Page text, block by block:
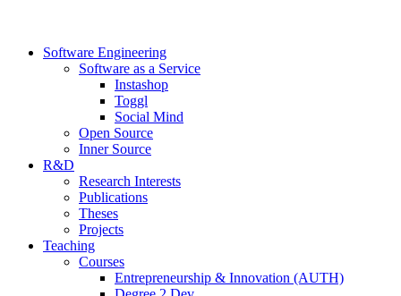
Software Engineering
Software as a Service
Instashop
Toggl
Social Mind
Open Source
Inner Source
R&D
Research Interests
Publications
Theses
Projects
Teaching
Courses
Entrepreneurship & Innovation (AUTH)